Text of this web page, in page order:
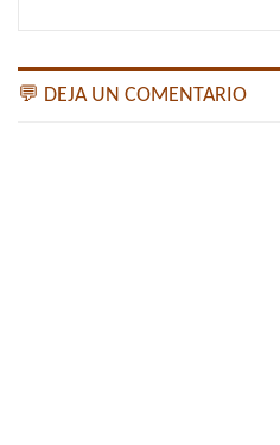
💬 DEJA UN COMENTARIO